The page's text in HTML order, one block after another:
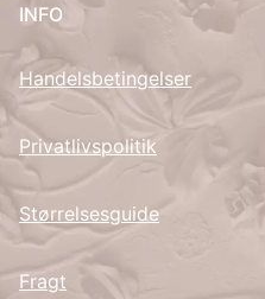
INFO
Handelsbetingelser
Privatlivspolitik
Størrelsesguide
Fragt